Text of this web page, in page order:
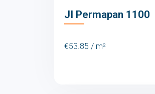
JI Permapan 1100
€53.85 / m²